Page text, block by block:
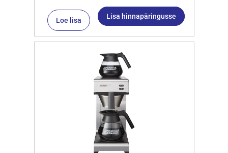
Loe lisa Lisa hinnapäringusse